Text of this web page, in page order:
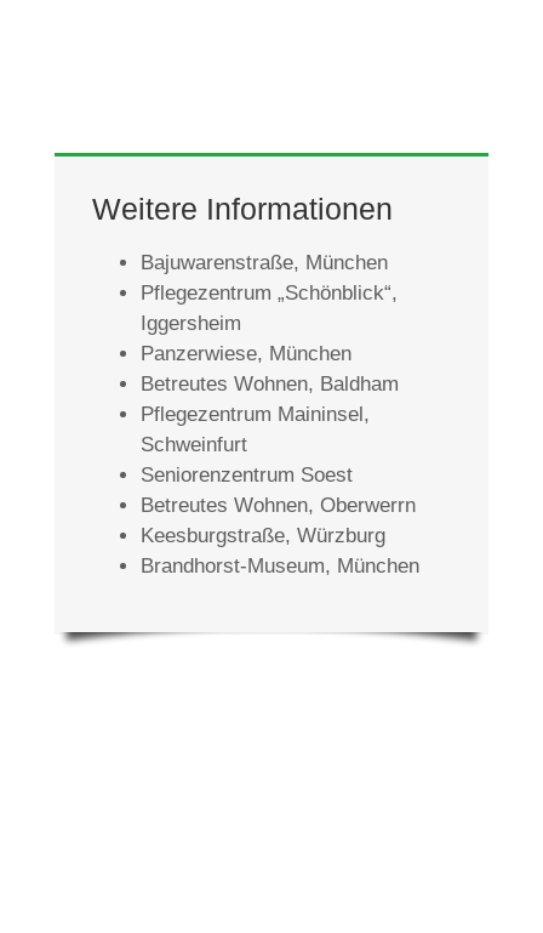
Weitere Informationen
Bajuwarenstraße, München
Pflegezentrum „Schönblick“,
Iggersheim
Panzerwiese, München
Betreutes Wohnen, Baldham
Pflegezentrum Main­insel,
Schweinfurt
Seniorenzentrum Soest
Betreutes Wohnen, Oberwerrn
Keesburgstraße, Würzburg
Brandhorst-Museum, München